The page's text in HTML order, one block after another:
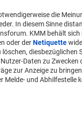
die
In diesem Sinne
KMM behält
oder derNetiquette
diesbezüglichen
Daten zu
zur Anzeige zu
Melde- und Abhilfestelle